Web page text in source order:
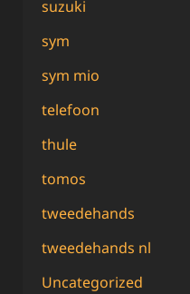
suzuki
sym
sym mio
telefoon
thule
tomos
tweedehands
tweedehands nl
Uncategorized